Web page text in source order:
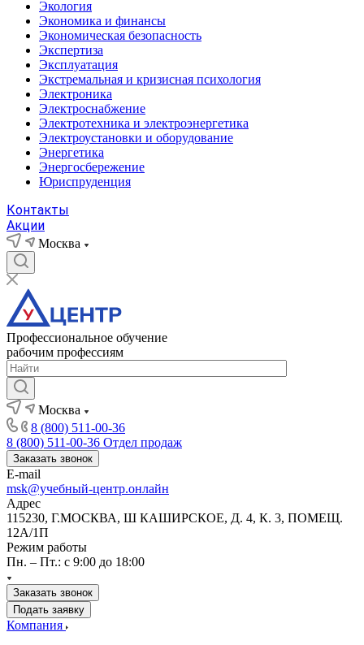
Экология
Экономика и финансы
Экономическая безопасность
Экспертиза
Эксплуатация
Экстремальная и кризисная психология
Электроника
Электроснабжение
Электротехника и электроэнергетика
Электроустановки и оборудование
Энергетика
Энергосбережение
Юриспруденция
Контакты
Акции
Москва
Профессиональное обучение
рабочим профессиям
Москва
8 (800) 511-00-36
8 (800) 511-00-36 Отдел продаж
Заказать звонок
E-mail
msk@учебный-центр.онлайн
Адрес
115230, Г.МОСКВА, Ш КАШИРСКОЕ, Д. 4, К. 3, ПОМЕЩ.
12А/1П
Режим работы
Пн. – Пт.: с 9:00 до 18:00
Заказать звонок
Подать заявку
Компания